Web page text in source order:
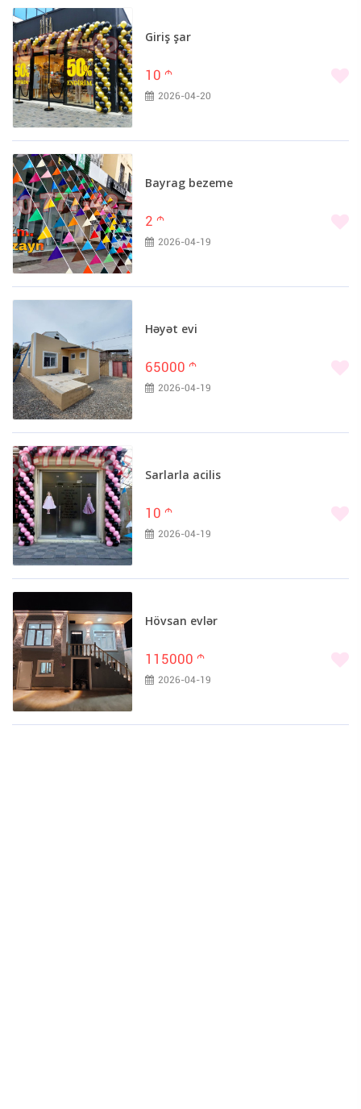
Giriş şar
10 m
2026-04-20
Bayrag bezeme
2 m
2026-04-19
Həyət evi
65000 m
2026-04-19
Sarlarla acilis
10 m
2026-04-19
Hövsan evlər
115000 m
2026-04-19